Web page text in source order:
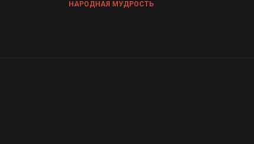
НАРОДНАЯ МУДРОСТЬ